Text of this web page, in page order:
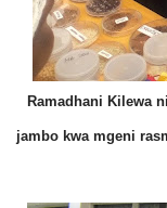
Ramadhani Kilewa
jambo kwa mgeni